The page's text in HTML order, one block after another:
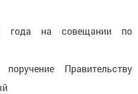
года на совещании по
Правительству